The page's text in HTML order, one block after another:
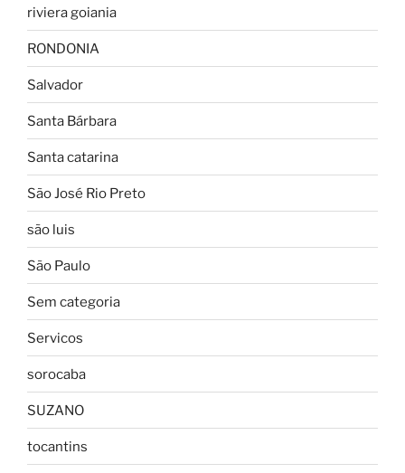
riviera goiania
RONDONIA
Salvador
Santa Bárbara
Santa catarina
São José Rio Preto
são luis
São Paulo
Sem categoria
Servicos
sorocaba
SUZANO
tocantins